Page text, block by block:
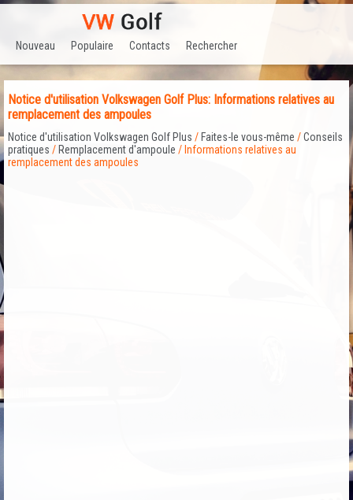
Nouveau Populaire Contacts Rechercher
Notice d'utilisation Volkswagen Golf Plus: Informations relatives au
remplacement des ampoules
Notice d'utilisation Volkswagen Golf Plus / Faites-le vous-même /Conseils
pratiques / Remplacement d'ampoule / Informations relatives au
remplacement des ampoules